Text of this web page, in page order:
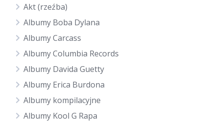
Akt (rzeźba)
Albumy Boba Dylana
Albumy Carcass
Albumy Columbia Records
Albumy Davida Guetty
Albumy Erica Burdona
Albumy kompilacyjne
Albumy Kool G Rapa